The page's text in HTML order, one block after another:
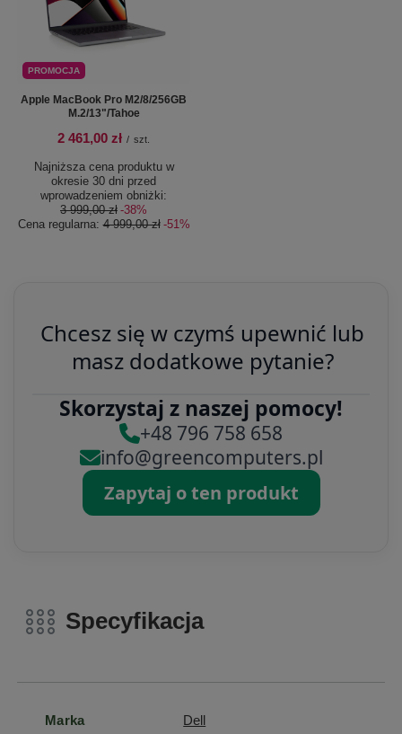
PROMOCJA
Apple MacBook Pro M2/8/256GB
M.2/13"/Tahoe
2 461,00 zł / szt.
Najniższa cena produktu w
okresie 30 dni przed
wprowadzeniem obniżki:
3 999,00 zł -38%
Cena regularna:4 999,00 zł -51%
Chcesz się w czymś upewnić lub
masz dodatkowe pytanie?
Skorzystaj z naszej pomocy!
+48 796 758 658
info@greencomputers.pl
Zapytaj o ten produkt
Specyfikacja
Marka Dell